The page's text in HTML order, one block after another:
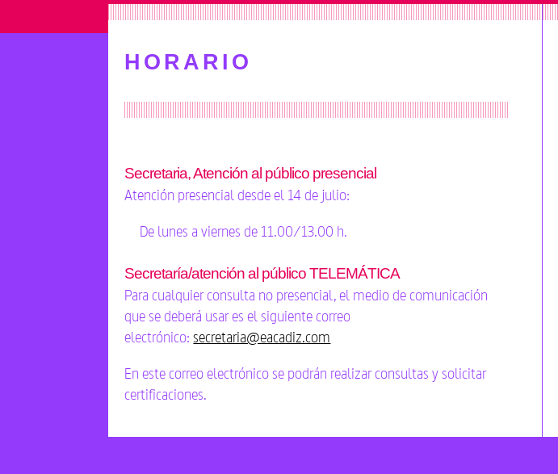
HORARIO
Secretaria, Atención al público presencial
Atención presencial desde el 14 de julio:
De lunes a viernes de 11.00/13.00 h.
Secretaría/atención al público TELEMÁTICA
Para cualquier consulta no presencial, el medio de comunicación
que se deberá usar es el siguiente correo
electrónico:secretaria@eacadiz.com
En este correo electrónico se podrán realizar consultas y solicitar
certificaciones.